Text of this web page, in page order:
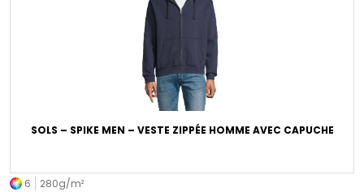
SOLS – SPIKE MEN – VESTE ZIPPÉE HOMME AVEC CAPUCHE
6 280g/m²